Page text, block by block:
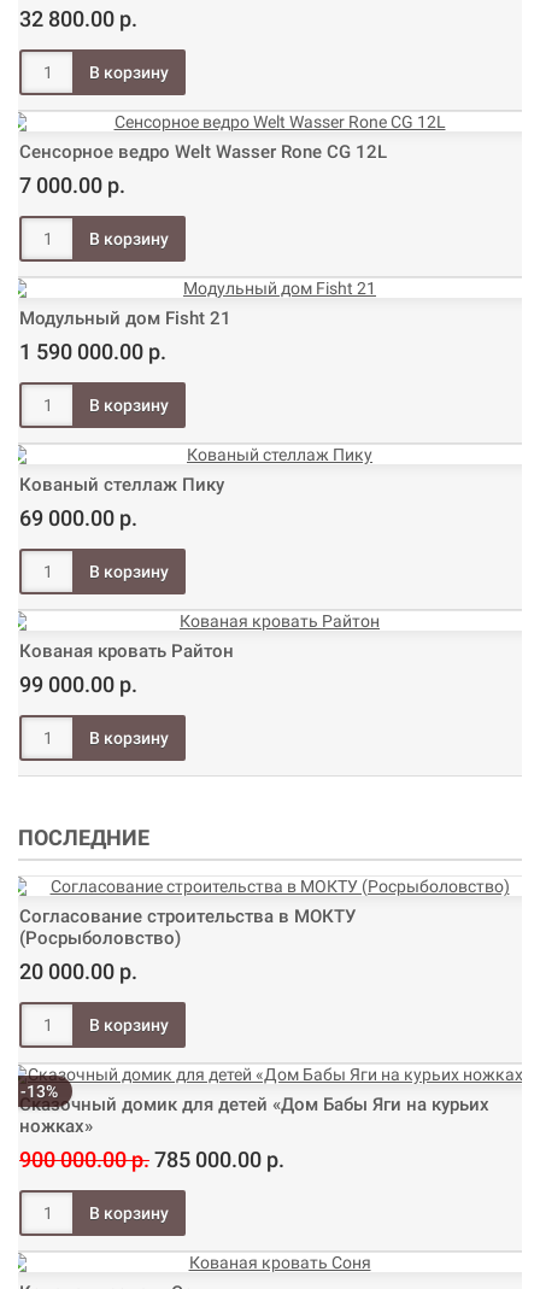
32 800.00 р.
Сенсорное ведро Welt Wasser Rone CG 12L
7 000.00 р.
Модульный дом Fisht 21
1 590 000.00 р.
Кованый стеллаж Пику
69 000.00 р.
Кованая кровать Райтон
99 000.00 р.
ПОСЛЕДНИЕ
Согласование строительства в МОКТУ
(Росрыболовство)
20 000.00 р.
-13%
Сказочный домик для детей «Дом Бабы Яги на курьих
ножках»
900 000.00 р.785 000.00 р.